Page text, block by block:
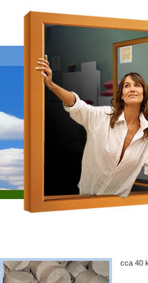
cca 40